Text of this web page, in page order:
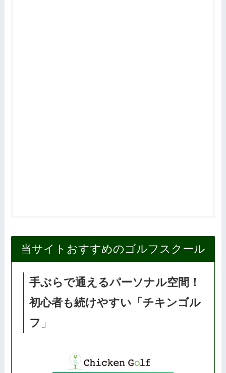
当サイトおすすめのゴルフスクール
手ぶらで通えるパーソナル空間！
初心者も続けやすい「チキンゴル
フ 」